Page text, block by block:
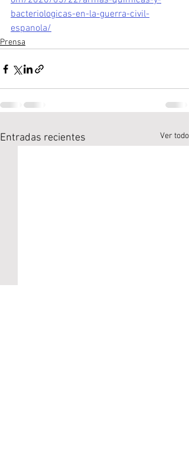
bacteriologicas-en-la-guerra-civil-
espanola/
Prensa
Entradas recientes Ver todo